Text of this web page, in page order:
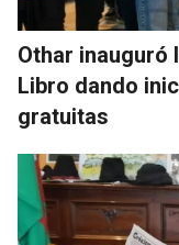
Othar inauguró
Libro dando
gratuitas